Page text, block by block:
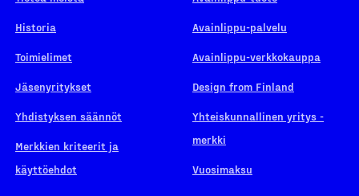
Historia
Toimielimet
Jäsenyritykset
Yhdistyksen säännöt
Merkkien kriteerit ja
käyttöehdot
Avainlippu-palvelu
Avainlippu-verkkokauppa
Design from Finland
Yhteiskunnallinen yritys -
merkki
Vuosimaksu